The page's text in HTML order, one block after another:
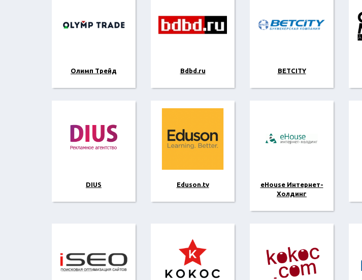
Олимп Трейд Bdbd.ru BETCITY
DIUS Eduson.tv
eHouse Интернет-
Холдинг